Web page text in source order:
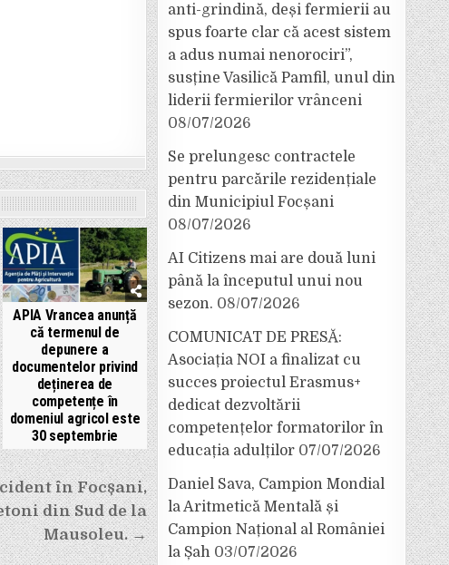
APIA Vrancea anunță
că termenul de
depunere a
documentelor privind
deținerea de
competențe în
domeniul agricol este
30 septembrie
în Focșani,
din Sud de la
Mausoleu. →
anti-grindină, deși fermierii au
spus foarte clar că acest sistem
a adus numai nenorociri”,
susține Vasilică Pamfil, unul din
liderii fermierilor vrânceni
08/07/2026
Se prelungesc contractele
pentru parcările rezidențiale
din Municipiul Focșani
08/07/2026
AI Citizens mai are două luni
până la începutul unui nou
sezon. 08/07/2026
COMUNICAT DE PRESĂ:
Asociația NOI a finalizat cu
succes proiectul Erasmus+
dedicat dezvoltării
competențelor formatorilor în
educația adulților 07/07/2026
Daniel Sava, Campion Mondial
la Aritmetică Mentală și
Campion Național al României
la Șah 03/07/2026